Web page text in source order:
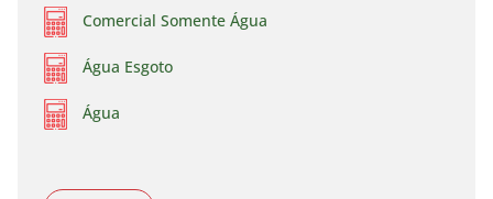
Comercial Somente Água
Água Esgoto
Água